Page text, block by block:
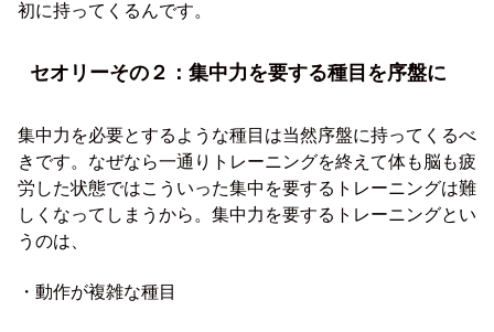
初に持ってくるんです。
セオリーその２：集中力を要する種目を序盤に
集中力を必要とするような種目は当然序盤に持ってくるべ
きです。なぜなら一通りトレーニングを終えて体も脳も疲
労した状態ではこういった集中を要するトレーニングは難
しくなってしまうから。集中力を要するトレーニングとい
うのは、
・動作が複雑な種目